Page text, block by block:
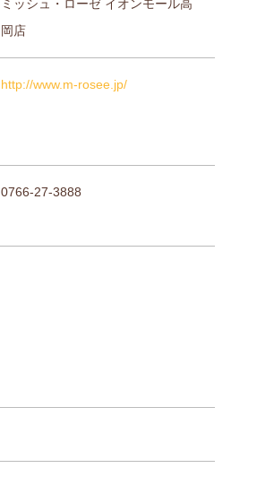
ミッシュ・ローゼ イオンモール高
岡店
http://www.m-rosee.jp/
0766-27-3888